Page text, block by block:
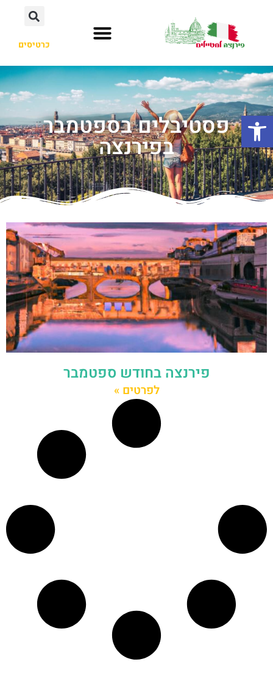
כרטיסים
פסטיבלים בספטמבר
בפירנצה
פירנצה בחודש ספטמבר
לפרטים »
פתח סרגל נגישות